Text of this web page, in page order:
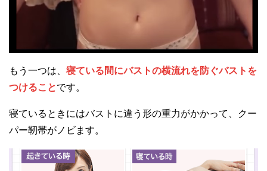
もう一つは、 寝ている間にバストの横流れを防ぐバストを
つけることです。
寝ているときにはバストに違う形の重力がかかって、クー
パー靭帯がノビます。